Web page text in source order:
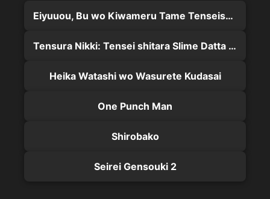
Eiyuuou, Bu wo Kiwameru Tame Tenseisu: Soshite, Sekai Saikyou no Minarai Kishi♀
Tensura Nikki: Tensei shitara Slime Datta Ken
Heika Watashi wo Wasurete Kudasai
One Punch Man
Shirobako
Seirei Gensouki 2